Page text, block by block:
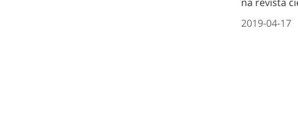
2019-04-17